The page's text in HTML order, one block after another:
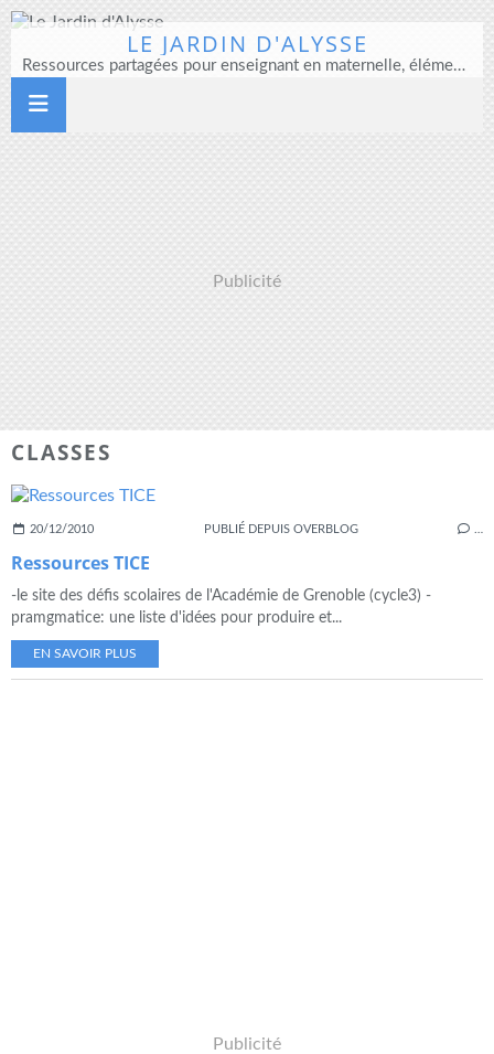
LE JARDIN D'ALYSSE
Ressources partagées pour enseignant en maternelle, élémentaire et direction d'école
Publicité
CLASSES
20/12/2010 PUBLIÉ DEPUIS OVERBLOG
Ressources TICE
-le site des défis scolaires de l'Académie de Grenoble (cycle3) -
pramgmatice: une liste d'idées pour produire et...
EN SAVOIR PLUS
Publicité